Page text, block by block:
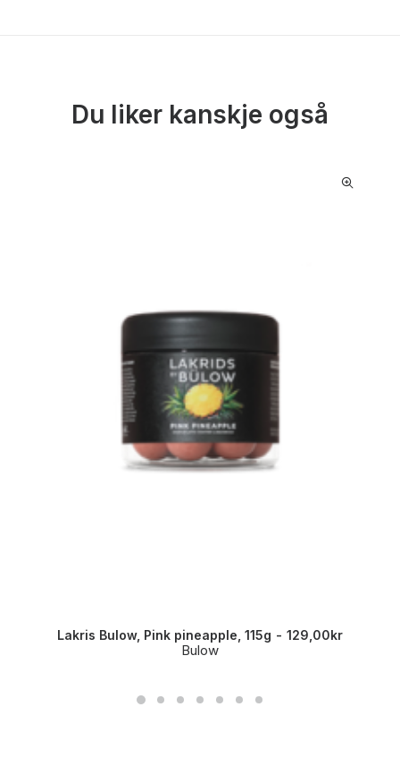
Du liker kanskje også
Lakris Bulow, Pink pineapple, 115g 129,00kr
Bulow